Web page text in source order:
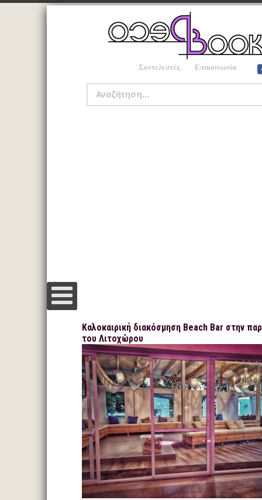
Συντελεστές Επικοινωνία
Καλοκαιρική διακόσμηση Beach Bar στην
του Λιτοχώρου